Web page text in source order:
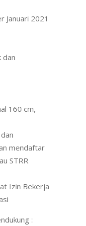
Januari 2021
dan
160 cm,
mendaftar
STRR
Izin Bekerja
: